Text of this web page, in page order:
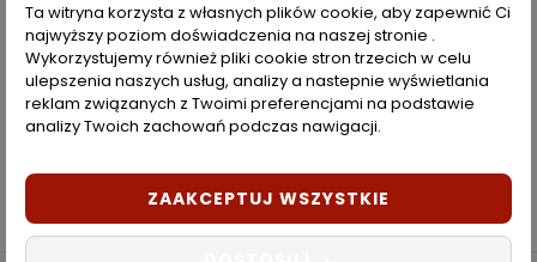
Moje konto
Opcje dostawy
Metody płatności
Zwroty i reklamacje
Ta witryna korzysta z własnych plików cookie, aby zapewnić Ci
najwyższy poziom doświadczenia na naszej stronie .
Wykorzystujemy również pliki cookie stron trzecich w celu
ulepszenia naszych usług, analizy a nastepnie wyświetlania
reklam związanych z Twoimi preferencjami na podstawie
analizy Twoich zachowań podczas nawigacji.
ZAAKCEPTUJ WSZYSTKIE